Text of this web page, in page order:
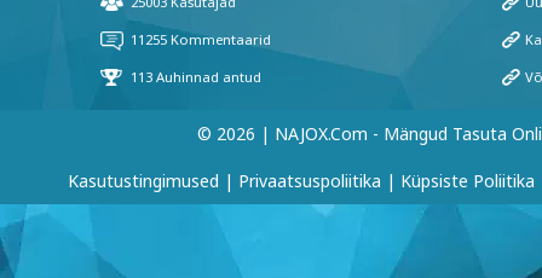
© 2026 | NAJOX.com - Mängud Tasuta
Kasutustingimused | Privaatsuspoliitika | Küpsiste Poliitika